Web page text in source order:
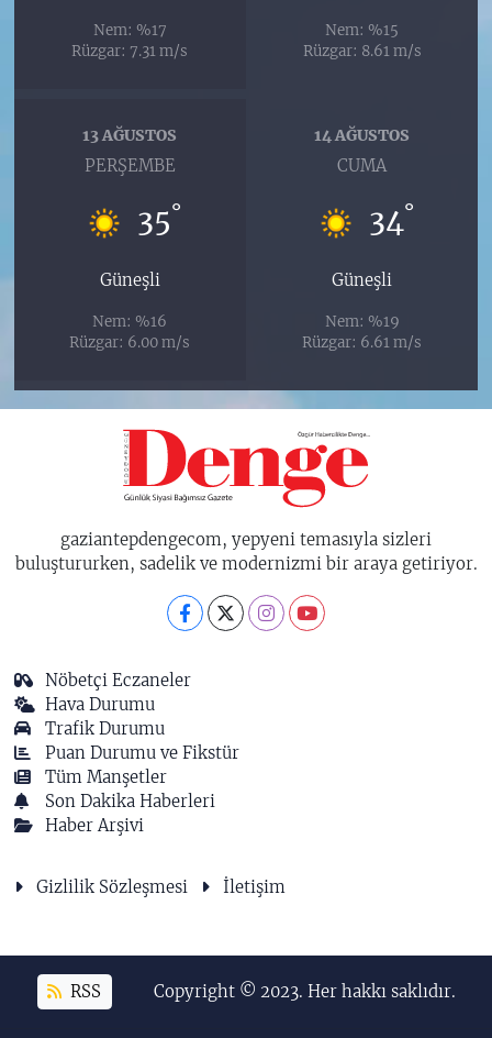
Nem: %17
Rüzgar: 7.31 m/s
Nem: %15
Rüzgar: 8.61 m/s
13 AĞUSTOS
PERŞEMBE
35°
Güneşli
Nem: %16
Rüzgar: 6.00 m/s
14 AĞUSTOS
CUMA
34°
Güneşli
Nem: %19
Rüzgar: 6.61 m/s
gaziantepdengecom, yepyeni temasıyla sizleri
buluştururken, sadelik ve modernizmi bir araya getiriyor.
Nöbetçi Eczaneler
Hava Durumu
Trafik Durumu
Puan Durumu ve Fikstür
Tüm Manşetler
Son Dakika Haberleri
Haber Arşivi
Gizlilik Sözleşmesi İletişim
RSS Copyright © 2023. Her hakkı saklıdır.